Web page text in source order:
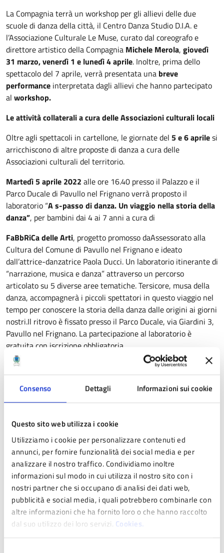
Consenso Dettagli Informazioni sui cookie
Questo sito web utilizza i cookie
Utilizziamo i cookie per personalizzare contenuti ed
annunci, per fornire funzionalità dei social media e per
analizzare il nostro traffico. Condividiamo inoltre
informazioni sul modo in cui utilizza il nostro sito con i
nostri partner che si occupano di analisi dei dati web,
pubblicità e social media, i quali potrebbero combinarle con
altre informazioni che ha fornito loro o che hanno raccolto
dal suo utilizzo dei loro servizi. Cookies.
La Compagnia terrà un workshop per gli allievi delle due
scuole di danza della città, il Centro Danza Studio D.I.A. e
l’Associazione Culturale Le Muse, curato dal coreografo e
direttore artistico della Compagnia Michele Merola, giovedì
31 marzo, venerdì 1 e lunedì 4 aprile. Inoltre, prima dello
spettacolo del 7 aprile, verrà presentata una breve
performance interpretata dagli allievi che hanno partecipato
al workshop.
Le attività collaterali a cura delle Associazioni culturali locali
Oltre agli spettacoli in cartellone, le giornate del 5 e 6 aprilesi
arricchiscono di altre proposte di danza a cura delle
Associazioni culturali del territorio.
Martedì 5 aprile 2022 alle ore 16.40 presso il Palazzo e il
Parco Ducale di Pavullo nel Frignano verrà proposto il
laboratorio “A s-passo di danza. Un viaggio nella storia della
danza”, per bambini dai 4 ai 7 anni a cura di
FaBbRiCa delle Arti, progetto promosso daAssessorato alla
Cultura del Comune di Pavullo nel Frignano e ideato
dall’attrice-danzatrice Paola Ducci. Un laboratorio itinerante di
“narrazione, musica e danza” attraverso un percorso
articolato su 5 diverse aree tematiche. Tersicore, musa della
danza, accompagnerà i piccoli spettatori in questo viaggio nel
tempo per conoscere la storia della danza dalle origini ai giorni
nostri.Il ritrovo è fissato presso il Parco Ducale, via Giardini 3,
Pavullo nel Frignano. La partecipazione al laboratorio è
gratuita con iscrizione obbligatoria
Mercoledì 6 aprile 2022
alle ore 21 presso il Cinema Teatro
Walter Mac Mazzieri andrà in scenaNEVEa cura delCentro
Danza Studio D.I.A
. con l’ideazione di Luca Degl’Antoni e le
coreografie diJon B. Un componimento coreografico ispirato
cinque danzatori del Junior Ballet D.I.A.: Yuko è un
diciassettenne ribelle che lascia la famiglia per diventare un
poeta. Nelle sue poesie parla del bianco della neve. Si metterà
in viaggio per aprirsi a nuove esperienze e a un mondo di
ritrovati colori.
A seguirel’Associazione Culturale Le Muse,con le coreografie
di Emanuela Vedovelli,Martina Cumbo eAlexander Serov,
presenterà MOTUS ANIMI,uno spaccato del lavoro della
Scuola che porta sul palco una selezione di coreografie di
danza classica, contemporanea e hip hop. L’evento è ad